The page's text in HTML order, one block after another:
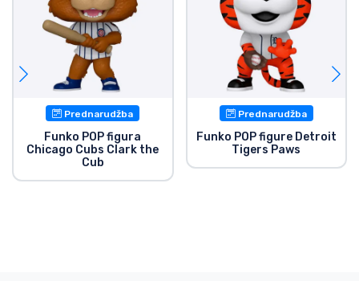
Prednarudžba
Funko POP figura
Chicago Cubs Clark the
Cub
Prednarudžba
Funko POP figure Detroit
Tigers Paws